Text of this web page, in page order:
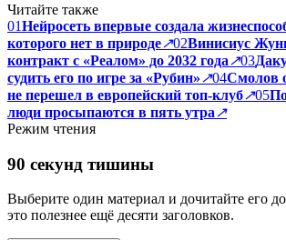
Читайте также
01Нейросеть впервые создала
которого нет в природе↗02Винисиус
контракт с «Реалом» до 2032 года↗03
судить его по игре за «Рубин»↗04Смолов
не перешел в европейский топ-клуб↗05
люди просыпаются в пять утра↗
Режим чтения
90 секунд тишины
Выберите один материал и дочитайте его
это полезнее ещё десяти заголовков.